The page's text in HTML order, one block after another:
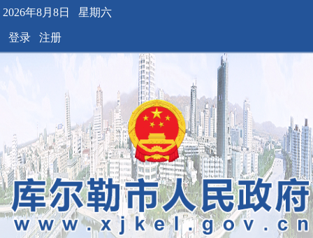
2026年8月8日 星期六
登录 注册